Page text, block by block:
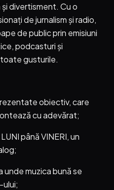
divertisment. Cu o
de jurnalism și radio,
de public prin emisiuni
podcasturi și
gusturile.
obiectiv, care
cu adevărat;
până VINERI, un
unde muzica bună se
ului;